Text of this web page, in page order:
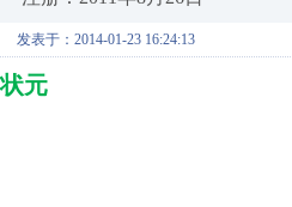
发表于：2014-01-23 16:24:13
状元